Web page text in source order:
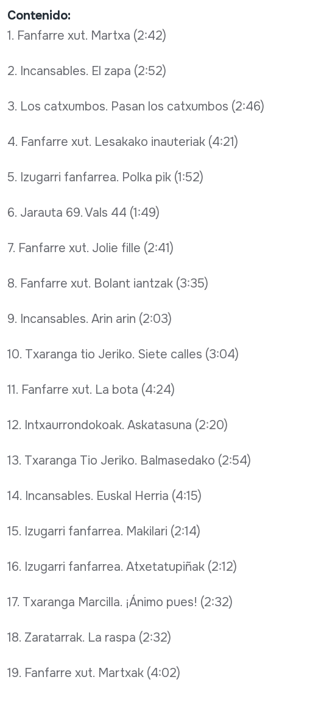
Contenido:
1. Fanfarre xut. Martxa (2:42)
2. Incansables. El zapa (2:52)
3. Los catxumbos. Pasan los catxumbos (2:46)
4. Fanfarre xut. Lesakako inauteriak (4:21)
5. Izugarri fanfarrea. Polka pik (1:52)
6. Jarauta 69. Vals 44 (1:49)
7. Fanfarre xut. Jolie fille (2:41)
8. Fanfarre xut. Bolant iantzak (3:35)
9. Incansables. Arin arin (2:03)
10. Txaranga tio Jeriko. Siete calles (3:04)
11. Fanfarre xut. La bota (4:24)
12. Intxaurrondokoak. Askatasuna (2:20)
13. Txaranga Tio Jeriko. Balmasedako (2:54)
14. Incansables. Euskal Herria (4:15)
15. Izugarri fanfarrea. Makilari (2:14)
16. Izugarri fanfarrea. Atxetatupiñak (2:12)
17. Txaranga Marcilla. ¡Ánimo pues! (2:32)
18. Zaratarrak. La raspa (2:32)
19. Fanfarre xut. Martxak (4:02)